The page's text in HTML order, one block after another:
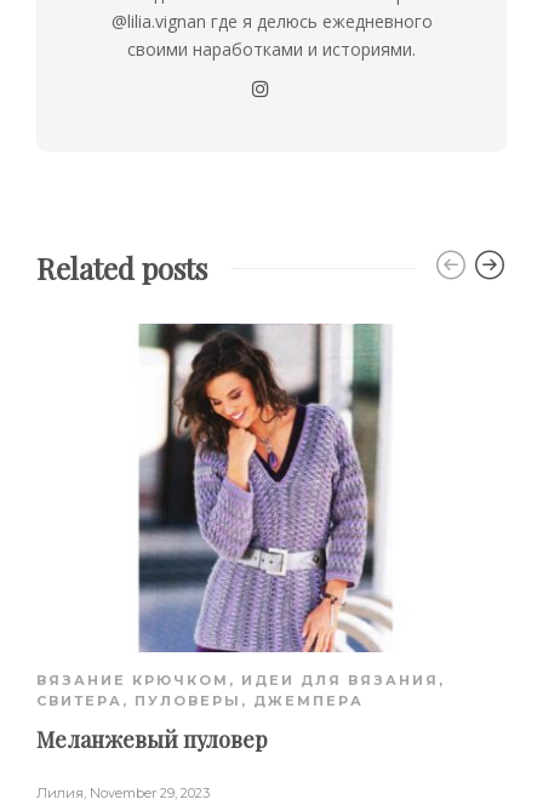
@lilia.vignan где я делюсь ежедневного
своими наработками и историями.
Related posts
ВЯЗАНИЕ КРЮЧКОМ , ИДЕИ ДЛЯ ВЯЗАНИЯ ,
СВИТЕРА, ПУЛОВЕРЫ, ДЖЕМПЕРА
Меланжевый пуловер
Лилия, November 29, 2023